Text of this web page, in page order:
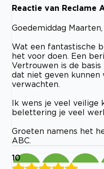
Reactie van Reclame
Goedemiddag Maarten,
Wat een fantastische
het voor doen. Een
Vertrouwen is de
dat niet geven
verwachten.
Ik wens je veel veilige
belettering je veel
Groeten namens het
ABC.
10